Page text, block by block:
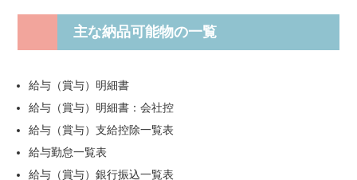
主な納品可能物の一覧
給与（賞与）明細書
給与（賞与）明細書：会社控
給与（賞与）支給控除一覧表
給与勤怠一覧表
給与（賞与）銀行振込一覧表